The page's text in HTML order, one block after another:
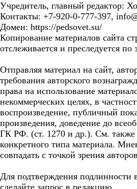
Учредитель, главный редактор:
Контакты: +7-920-0-777-397,
Домен: https://pedsovet.su/
Копирование материалов сайта
отслеживается и преследуется по
Отправляя материал на сайт,
требования авторского
права на использование
некоммерческих целях, в
воспроизведение, публичный
произведения, доведение до
ГК РФ. (ст. 1270 и др.). См. также
конкретного типа материала.
совпадать с точкой зрения
Для подтверждения
сделайте запрос в редакцию.